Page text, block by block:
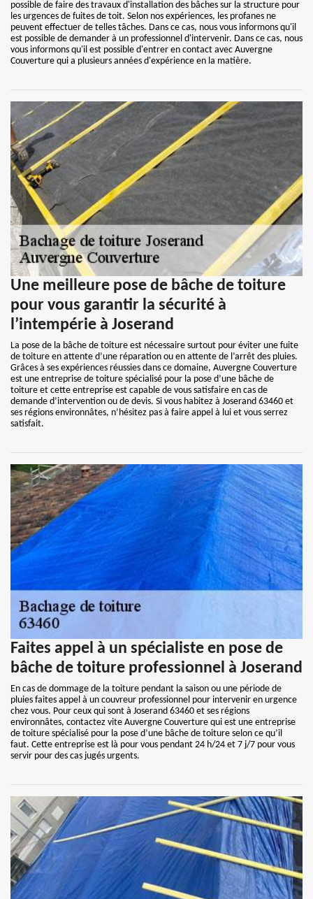
possible de faire des travaux d'installation des bâches sur la structure pour
les urgences de fuites de toit. Selon nos expériences, les profanes ne
peuvent effectuer de telles tâches. Dans ce cas, nous vous informons qu'il
est possible de demander à un professionnel d'intervenir. Dans ce cas, nous
vous informons qu'il est possible d'entrer en contact avec Auvergne
Couverture qui a plusieurs années d'expérience en la matière.
Une meilleure pose de bâche de toiture
pour vous garantir la sécurité à
l’intempérie à Joserand
La pose de la bâche de toiture est nécessaire surtout pour éviter une fuite
de toiture en attente d’une réparation ou en attente de l’arrêt des pluies.
Grâces à ses expériences réussies dans ce domaine, Auvergne Couverture
est une entreprise de toiture spécialisé pour la pose d’une bâche de
toiture et cette entreprise est capable de vous satisfaire en cas de
demande d’intervention ou de devis. Si vous habitez à Joserand 63460 et
ses régions environnâtes, n’hésitez pas à faire appel à lui et vous serrez
satisfait.
Faites appel à un spécialiste en pose de
bâche de toiture professionnel à Joserand
En cas de dommage de la toiture pendant la saison ou une période de
pluies faites appel à un couvreur professionnel pour intervenir en urgence
chez vous. Pour ceux qui sont à Joserand 63460 et ses régions
environnâtes, contactez vite Auvergne Couverture qui est une entreprise
de toiture spécialisé pour la pose d’une bâche de toiture selon ce qu’il
faut. Cette entreprise est là pour vous pendant 24 h/24 et 7 j/7 pour vous
servir pour des cas jugés urgents.